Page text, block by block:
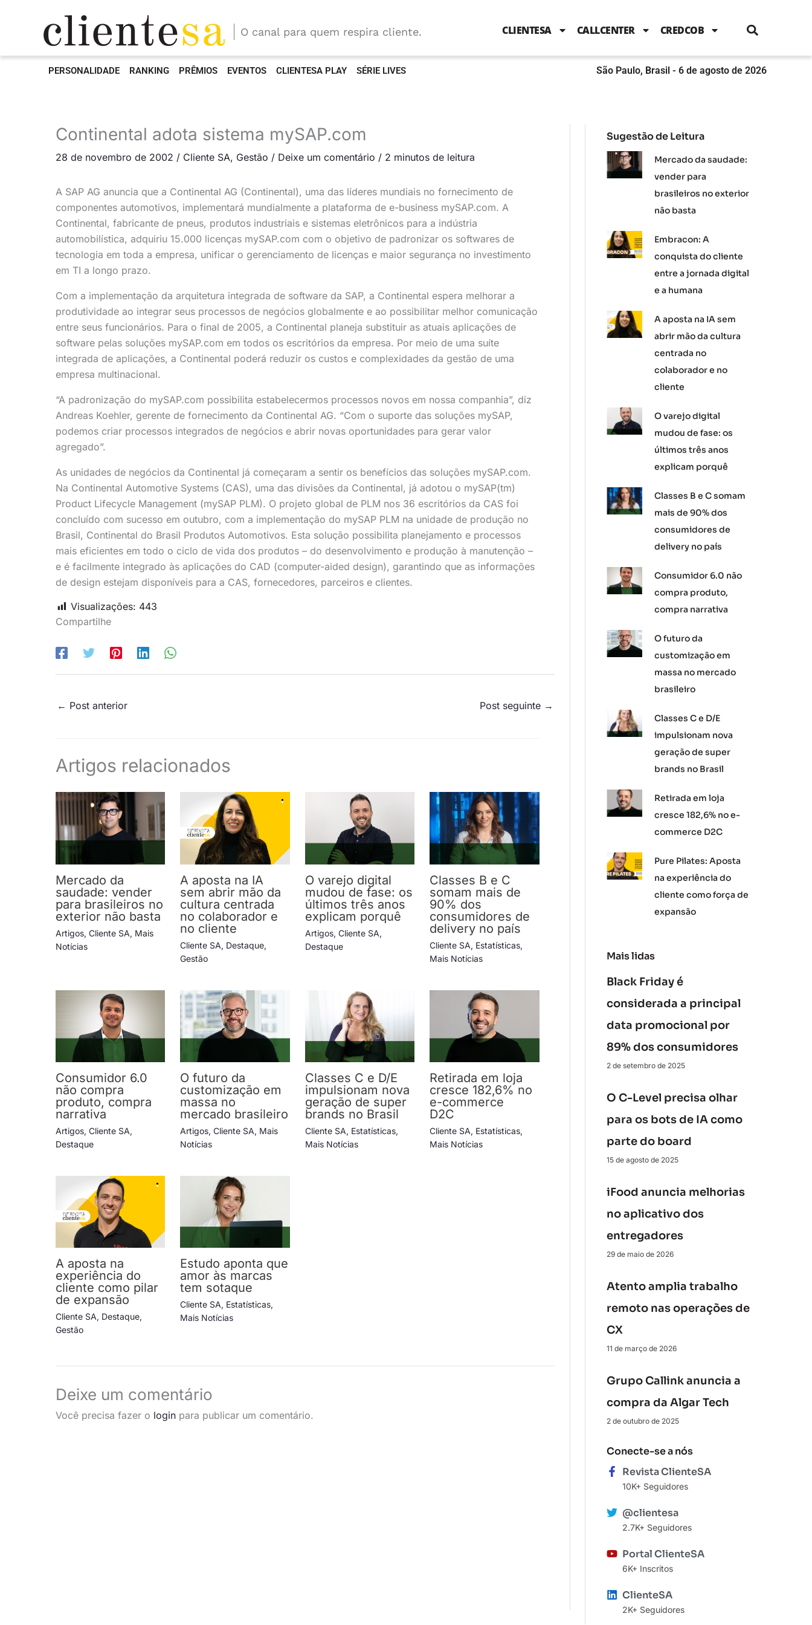
b
o
k
t
e
b
n
g
a
m
O canal para quem respira cliente. CLIENTESA CALLCENTER CREDCOB
PERSONALIDADE RANKING PRÊMIOS EVENTOS CLIENTESA PLAY SÉRIE LIVES São Paulo, Brasil - 6 de agosto de 2026
Continental adota sistema mySAP.com
28 de novembro de 2002 / Cliente SA, Gestão / Deixe um comentário / 2 minutos de leitura
A SAP AG anuncia que a Continental AG (Continental), uma das líderes mundiais no fornecimento de
componentes automotivos, implementará mundialmente a plataforma de e-business mySAP.com. A
Continental, fabricante de pneus, produtos industriais e sistemas eletrônicos para a indústria
automobilística, adquiriu 15.000 licenças mySAP.com com o objetivo de padronizar os softwares de
tecnologia em toda a empresa, unificar o gerenciamento de licenças e maior segurança no investimento
em TI a longo prazo.
Com a implementação da arquitetura integrada de software da SAP, a Continental espera melhorar a
produtividade ao integrar seus processos de negócios globalmente e ao possibilitar melhor comunicação
entre seus funcionários. Para o final de 2005, a Continental planeja substituir as atuais aplicações de
software pelas soluções mySAP.com em todos os escritórios da empresa. Por meio de uma suíte
integrada de aplicações, a Continental poderá reduzir os custos e complexidades da gestão de uma
empresa multinacional.
“A padronização do mySAP.com possibilita estabelecermos processos novos em nossa companhia”, diz
Andreas Koehler, gerente de fornecimento da Continental AG. “Com o suporte das soluções mySAP,
podemos criar processos integrados de negócios e abrir novas oportunidades para gerar valor
agregado”.
As unidades de negócios da Continental já começaram a sentir os benefícios das soluções mySAP.com.
Na Continental Automotive Systems (CAS), uma das divisões da Continental, já adotou o mySAP(tm)
Product Lifecycle Management (mySAP PLM). O projeto global de PLM nos 36 escritórios da CAS foi
concluído com sucesso em outubro, com a implementação do mySAP PLM na unidade de produção no
Brasil, Continental do Brasil Produtos Automotivos. Esta solução possibilita planejamento e processos
mais eficientes em todo o ciclo de vida dos produtos – do desenvolvimento e produção à manutenção –
e é facilmente integrado às aplicações do CAD (computer-aided design), garantindo que as informações
de design estejam disponíveis para a CAS, fornecedores, parceiros e clientes.
Visualizações: 443
Compartilhe
← Post anterior Post seguinte →
Artigos relacionados
Mercado da
saudade: vender
para brasileiros no
exterior não basta
Artigos, Cliente SA, Mais
Notícias
A aposta na IA
sem abrir mão da
cultura centrada
no colaborador e
no cliente
Cliente SA, Destaque,
Gestão
O varejo digital
mudou de fase: os
últimos três anos
explicam porquê
Artigos, Cliente SA,
Destaque
Classes B e C
somam mais de
90% dos
consumidores de
delivery no país
Cliente SA, Estatísticas,
Mais Notícias
Consumidor 6.0
não compra
produto, compra
narrativa
Artigos, Cliente SA,
Destaque
O futuro da
customização em
massa no
mercado brasileiro
Artigos,Cliente SA, Mais
Notícias
Classes C e D/E
impulsionam nova
geração de super
brands no Brasil
Cliente SA, Estatísticas,
Mais Notícias
Retirada em loja
cresce 182,6% no
e-commerce
D2C
Cliente SA, Estatísticas,
Mais Notícias
A aposta na
experiência do
cliente como pilar
de expansão
Cliente SA, Destaque,
Gestão
Estudo aponta que
amor às marcas
tem sotaque
Cliente SA, Estatísticas,
Mais Notícias
Deixe um comentário
Você precisa fazer o login para publicar um comentário.
Sugestão de Leitura
Mercado da saudade:
vender para
brasileiros no exterior
não basta
Embracon: A
conquista do cliente
entre a jornada digital
e a humana
A aposta na IA sem
abrir mão da cultura
centrada no
colaborador e no
cliente
O varejo digital
mudou de fase: os
últimos três anos
explicam porquê
Classes B e C somam
mais de 90% dos
consumidores de
delivery no país
Consumidor 6.0 não
compra produto,
compra narrativa
O futuro da
customização em
massa no mercado
brasileiro
Classes C e D/E
impulsionam nova
geração de super
brands no Brasil
Retirada em loja
cresce 182,6% no e-
commerce D2C
Pure Pilates: Aposta
na experiência do
cliente como força de
expansão
Mais lidas
Black Friday é
considerada a principal
data promocional por
89% dos consumidores
2 de setembro de 2025
O C-Level precisa olhar
para os bots de IA como
parte do board
15 de agosto de 2025
iFood anuncia melhorias
no aplicativo dos
entregadores
29 de maio de 2026
Atento amplia trabalho
remoto nas operações de
CX
11 de março de 2026
Grupo Callink anuncia a
compra da Algar Tech
2 de outubro de 2025
Conecte-se a nós
Revista ClienteSA
10K+ Seguidores
@clientesa
2.7K+ Seguidores
Portal ClienteSA
6K+ Inscritos
ClienteSA
2K+ Seguidores